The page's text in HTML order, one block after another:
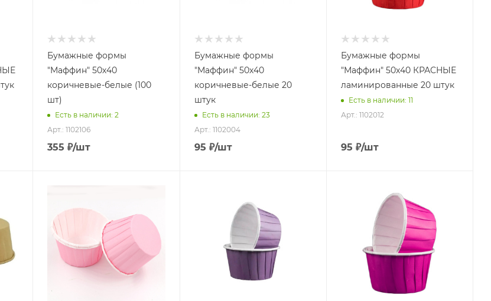
Бумажные формы
"Маффин" 50х40
коричневые-белые (100
шт)
Есть в наличии: 2
Арт.: 1102106
355 ₽/шт
Бумажные формы
"Маффин" 50х40
коричневые-белые 20
штук
Есть в наличии: 23
Арт.: 1102004
95 ₽/шт
Бумажные формы
"Маффин" 50х40 КРАСНЫЕ
ламинированные 20 штук
Есть в наличии: 11
Арт.: 1102012
95 ₽/шт